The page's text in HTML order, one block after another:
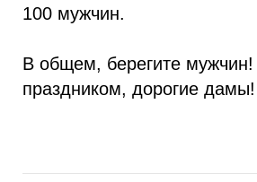
100 мужчин.
В общем, берегите
праздником, дорогие дамы!